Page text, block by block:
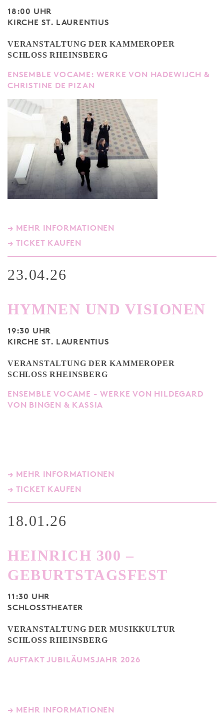
18:00 UHR
KIRCHE ST. LAURENTIUS
VERANSTALTUNG DER KAMMEROPER
SCHLOSS RHEINSBERG
ENSEMBLE VOCAME: WERKE VON HADEWIJCH &
CHRISTINE DE PIZAN
→ MEHR INFORMATIONEN
→ TICKET KAUFEN
23.04.26
HYMNEN UND VISIONEN
19:30 UHR
KIRCHE ST. LAURENTIUS
VERANSTALTUNG DER KAMMEROPER
SCHLOSS RHEINSBERG
ENSEMBLE VOCAME - WERKE VON HILDEGARD
VON BINGEN & KASSIA
→ MEHR INFORMATIONEN
→ TICKET KAUFEN
18.01.26
HEINRICH 300 –
GEBURTSTAGSFEST
11:30 UHR
SCHLOSSTHEATER
VERANSTALTUNG DER MUSIKKULTUR
SCHLOSS RHEINSBERG
AUFTAKT JUBILÄUMSJAHR 2026
→ MEHR INFORMATIONEN